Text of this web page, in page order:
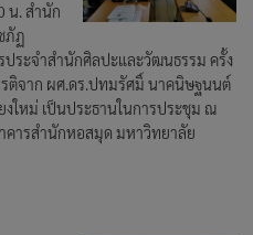
น. สำนัก
ภัฏ
ระจำสำนักศิลปะและวัฒนธรรม ครั้ง
รติจาก ผศ.ดร.ปทมรัศมิ์ นาคนิษฐนนต์
ใหม่ เป็นประธานในการประชุม ณ
คารสำนักหอสมุด มหาวิทยาลัย